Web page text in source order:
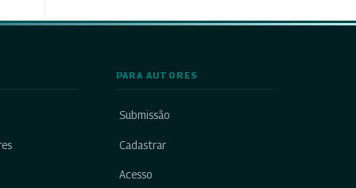
PARA AUTORES
Submissão
Cadastrar
Acesso